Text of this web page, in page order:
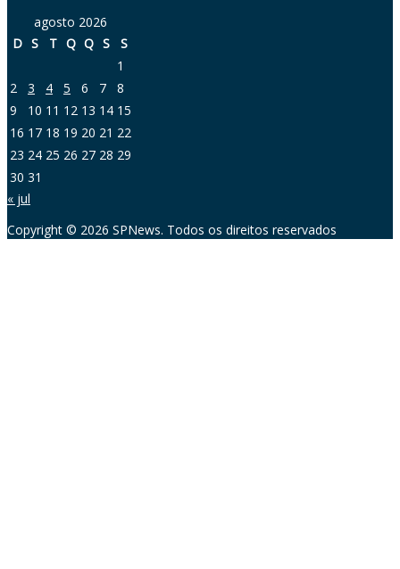
agosto 2026
D S T Q Q S
S
1
2
3 4 5 6 7
8
9
10 11 12 13 14 15
16 17 18 19 20 21 22
23 24 25 26 27 28 29
30 31
« jul
Copyright © 2026 SPNews. Todos os direitos reservados